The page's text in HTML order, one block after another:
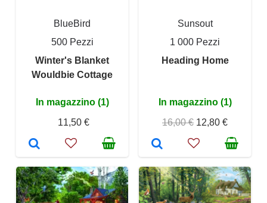
BlueBird
500 Pezzi
Winter's Blanket
Wouldbie Cottage
In magazzino (1)
11,50 €
Sunsout
1 000 Pezzi
Heading Home
In magazzino (1)
16,00 € 12,80 €